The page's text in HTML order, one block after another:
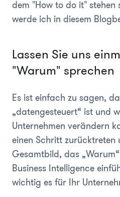
dem "How to do it" stehen
werde ich in diesem
Lassen Sie uns
"Warum" sprechen
Es ist einfach zu sagen,
„datengesteuert“ ist und
Unternehmen verändern
einen Schritt zurücktreten
Gesamtbild, das
Business Intelligence
wichtig es für Ihr